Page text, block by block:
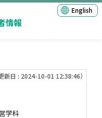
情報
English
新日 : 2024-10-01 12:38:46）
学科